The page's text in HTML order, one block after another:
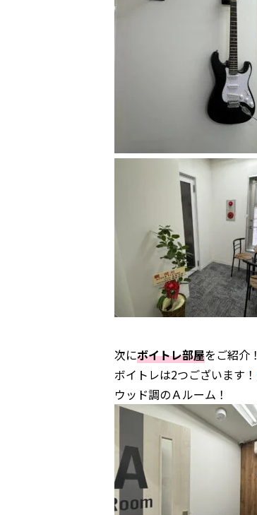
次にボイトレ部屋をご紹介！
ボイトレは2つございます！
ウッド調のＡルーム！